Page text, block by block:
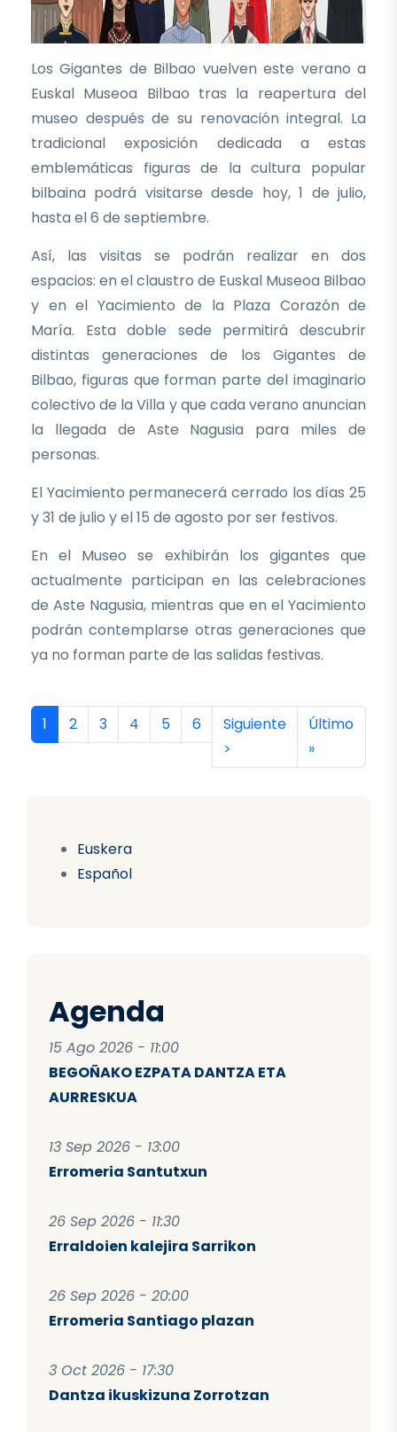
Euskera
Español
Agenda
15 Ago 2026 - 11:00
BEGOÑAKO EZPATA DANTZA ETA
AURRESKUA
13 Sep 2026 - 13:00
Erromeria Santutxun
26 Sep 2026 - 11:30
Erraldoien kalejira Sarrikon
26 Sep 2026 - 20:00
Erromeria Santiago plazan
3 Oct 2026 - 17:30
Dantza ikuskizuna Zorrotzan
Los Gigantes de Bilbao vuelven este verano a
Euskal Museoa Bilbao tras la reapertura del
museo después de su renovación integral. La
tradicional exposición dedicada a estas
emblemáticas figuras de la cultura popular
bilbaina podrá visitarse desde hoy, 1 de julio,
hasta el 6 de septiembre.
Así, las visitas se podrán realizar en dos
espacios: en el claustro de Euskal Museoa Bilbao
y en el Yacimiento de la Plaza Corazón de
María. Esta doble sede permitirá descubrir
distintas generaciones de los Gigantes de
Bilbao, figuras que forman parte del imaginario
colectivo de la Villa y que cada verano anuncian
la llegada de Aste Nagusia para miles de
personas.
El Yacimiento permanecerá cerrado los días 25
y 31 de julio y el 15 de agosto por ser festivos.
En el Museo se exhibirán los gigantes que
actualmente participan en las celebraciones
de Aste Nagusia, mientras que en el Yacimiento
podrán contemplarse otras generaciones que
ya no forman parte de las salidas festivas.
Paginación
Página actual
1 Página
2 Página
3 Página
4 Página
5 Página
6 Siguiente página
Siguiente
>
Última
Último
»